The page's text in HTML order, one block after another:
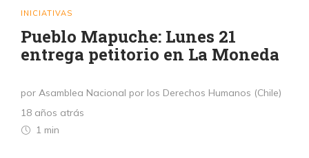
INICIATIVAS
Pueblo Mapuche: Lunes 21
entrega petitorio en La Moneda
por Asamblea Nacional por los Derechos Humanos (Chile)
18 años atrás
1 min